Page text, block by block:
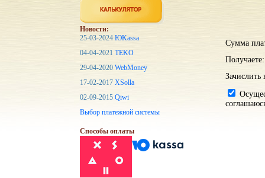
Сумма
Получаете:
Зачислить
Новости:
25-03-2024 ЮKassa
04-04-2021 TEKO
29-04-2020 WebMoney
17-02-2017 XSolla
02-09-2015 Qiwi
Выбор платежной системы
Способы оплаты